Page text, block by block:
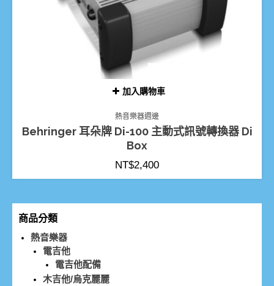
加入購物車
熱音樂器週邊
Behringer 耳朵牌 Di-100 主動式訊號轉換器 Di
Box
NT$2,400
商品分類
熱音樂器
電吉他
電吉他配備
木吉他/烏克麗麗